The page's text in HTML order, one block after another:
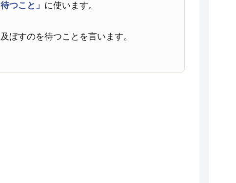
つこと」 に使います。
ぼすのを待つことを言います。